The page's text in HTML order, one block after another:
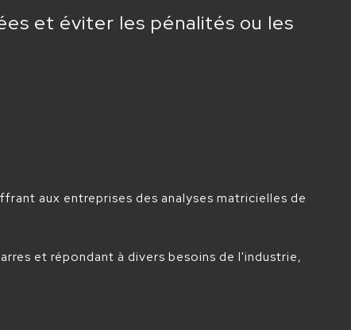
et éviter les pénalités ou les
aux entreprises des analyses matricielles de
et répondant à divers besoins de l'industrie,